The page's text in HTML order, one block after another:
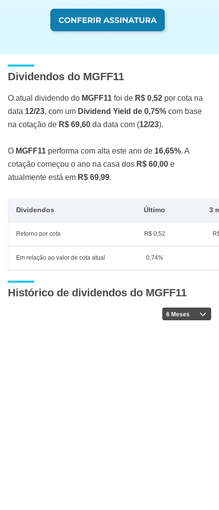
Dividendos do MGFF11
O atual dividendo do MGFF11 foi de R$ 0,52 por cota na
data 12/23, com um Dividend Yield de 0,75% com base
na cotação de R$ 69,60 da data com (12/23).
O MGFF11 performa com alta este ano de 16,65%. A
cotação começou o ano na casa dos R$ 60,00 e
atualmente está em R$ 69,99.
Dividendos Último 3
Retorno por cota R$ 0,52
Em relação ao valor de cota atual 0,74%
Histórico de dividendos do MGFF11
6 Meses